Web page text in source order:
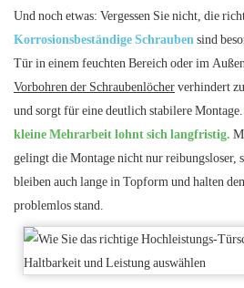
Und noch etwas: Vergessen Sie nicht, die
Korrosionsbeständige Schraubensind
Tür in einem feuchten Bereich oder im
Vorbohren der Schraubenlöcherverhindert
und sorgt für eine deutlich stabilere Montage.
kleine Mehrarbeit lohnt sich langfristig.
gelingt die Montage nicht nur reibungsloser,
bleiben auch lange in Topform und halten
problemlos stand.